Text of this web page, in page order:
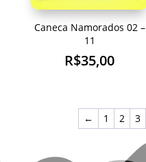
Caneca Namorados 02 –
11
R$35,00
← 1 2 3